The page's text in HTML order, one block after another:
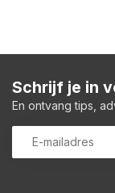
Schrijf je in
En ontvang tips,